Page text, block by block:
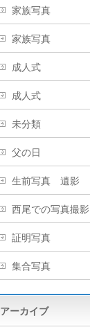
家族写真
家族写真
成人式
成人式
未分類
父の日
生前写真 遺影
西尾での写真撮影
証明写真
集合写真
アーカイブ